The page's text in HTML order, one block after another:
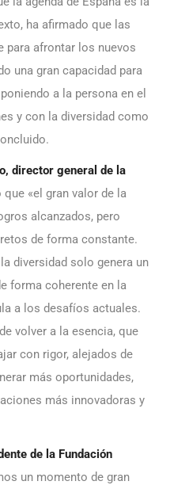
ha afirmado que las
para afrontar los nuevos
una gran capacidad para
a la persona en el
y con la diversidad como
director general de la
que «el gran valor de la
alcanzados, pero
de forma constante.
diversidad solo genera un
forma coherente en la
a los desafíos actuales.
volver a la esencia, que
con rigor, alejados de
más oportunidades,
más innovadoras y
de la Fundación
un momento de gran